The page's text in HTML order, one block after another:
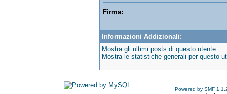
Firma:
Informazioni Addizionali:
Mostra gli ultimi posts di questo utente.
Mostra le statistiche generali per questo
Powered by SMF